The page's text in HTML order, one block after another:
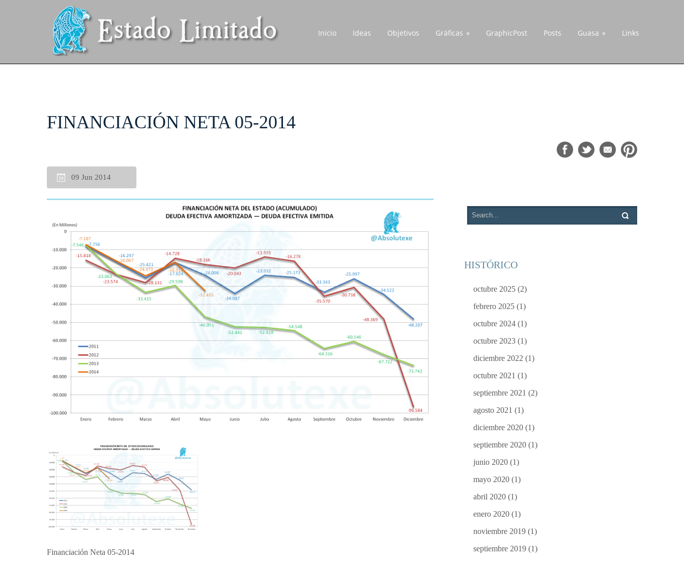
Inicio Ideas Objetivos Gráficas » GraphicPost Posts Guasa » Links
FINANCIACIÓN NETA 05-2014
09 Jun 2014
Financiación Neta 05-2014
HISTÓRICO
octubre 2025 (2)
febrero 2025 (1)
octubre 2024 (1)
octubre 2023 (1)
diciembre 2022 (1)
octubre 2021 (1)
septiembre 2021 (2)
agosto 2021 (1)
diciembre 2020 (1)
septiembre 2020 (1)
junio 2020 (1)
mayo 2020 (1)
abril 2020 (1)
enero 2020 (1)
noviembre 2019 (1)
septiembre 2019 (1)